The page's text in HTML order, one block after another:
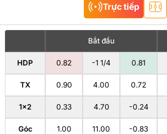
Trực tiếp
Bắt đầu
HDP 0.82 -1 1/4 0.81
TX 0.90 4.00 0.72
1×2 0.33 4.70 -0.24
Góc 1.00 11.00 -0.83